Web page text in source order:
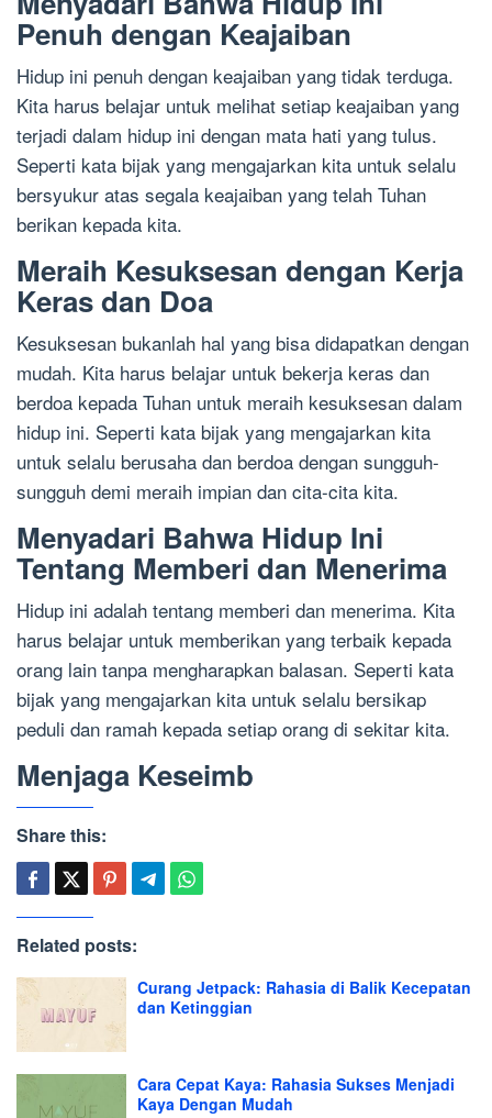
Penuh dengan Keajaiban
Hidup ini penuh dengan keajaiban yang tidak terduga.
Kita harus belajar untuk melihat setiap keajaiban yang
terjadi dalam hidup ini dengan mata hati yang tulus.
Seperti kata bijak yang mengajarkan kita untuk selalu
bersyukur atas segala keajaiban yang telah Tuhan
berikan kepada kita.
Meraih Kesuksesan dengan Kerja
Keras dan Doa
Kesuksesan bukanlah hal yang bisa didapatkan dengan
mudah. Kita harus belajar untuk bekerja keras dan
berdoa kepada Tuhan untuk meraih kesuksesan dalam
hidup ini. Seperti kata bijak yang mengajarkan kita
untuk selalu berusaha dan berdoa dengan sungguh-
sungguh demi meraih impian dan cita-cita kita.
Menyadari Bahwa Hidup Ini
Tentang Memberi dan Menerima
Hidup ini adalah tentang memberi dan menerima. Kita
harus belajar untuk memberikan yang terbaik kepada
orang lain tanpa mengharapkan balasan. Seperti kata
bijak yang mengajarkan kita untuk selalu bersikap
peduli dan ramah kepada setiap orang di sekitar kita.
Menjaga Keseimb
Share this:
Related posts:
Curang Jetpack: Rahasia di Balik Kecepatan
dan Ketinggian
Cara Cepat Kaya: Rahasia Sukses Menjadi
Kaya Dengan Mudah